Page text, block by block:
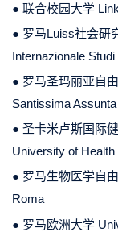
● 联合校园大学
● 罗马Luiss社会研
Internazionale
● 罗马圣玛丽亚自
Santissima
● 圣卡米卢斯国际
University of
● 罗马生物医学自
Roma
● 罗马欧洲大学